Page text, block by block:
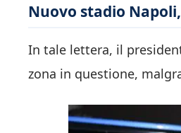
Nuovo stadio
In tale lettera, il
zona in questione,